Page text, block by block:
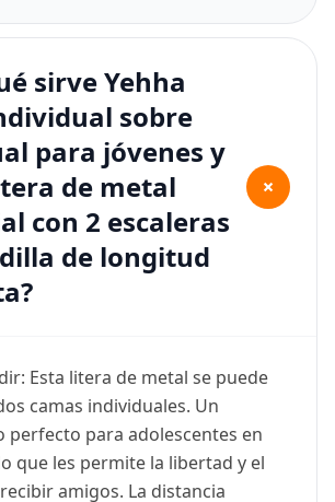
sirve Yehha
sobre
para jóvenes y
de metal
con 2 escaleras
de longitud
+
Esta litera de metal se puede
camas individuales. Un
perfecto para adolescentes en
que les permite la libertad y el
amigos. La distancia